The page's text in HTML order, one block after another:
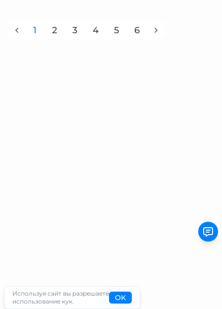
1 2 3 4 5 6
Используя сайт вы разрешаете
использование кук.
OK